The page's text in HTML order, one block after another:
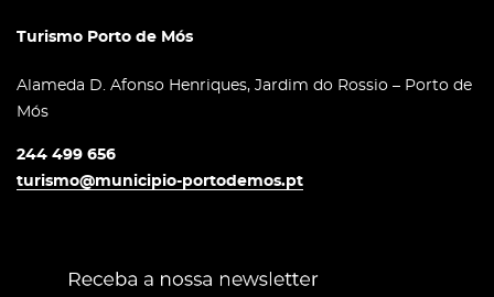
Turismo Porto de Mós
Alameda D. Afonso Henriques, Jardim do Rossio – Porto de
Mós
244 499 656
turismo@municipio-portodemos.pt